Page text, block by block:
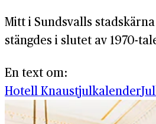
Mitt i Sundsvalls
stängdes i slutet av 1970-
En text om:
Hotell Knaustjulkalender